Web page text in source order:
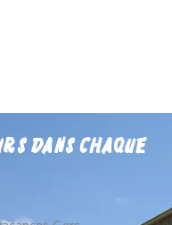
dans chaque